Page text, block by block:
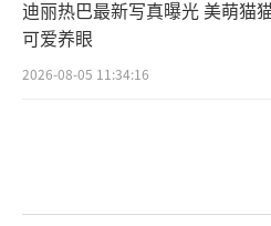
迪丽热巴最新写真曝光 美萌猫
可爱养眼
2026-08-05 11:34:16